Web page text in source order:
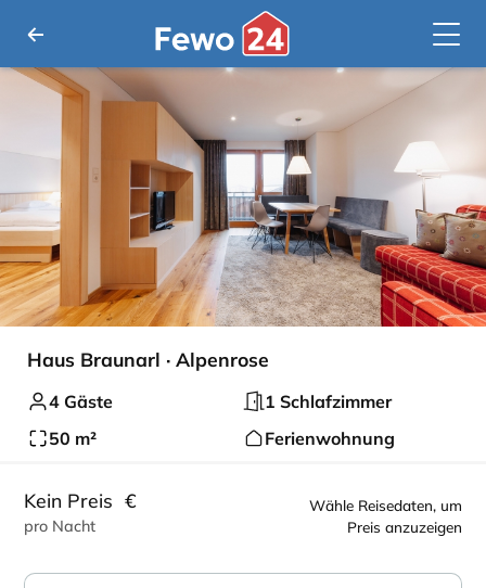
Haus Braunarl · Alpenrose
4 Gäste
1 Schlafzimmer
50 m²
Ferienwohnung
Wähle Reisedaten, um
Preis anzuzeigen
Kein Preis €
pro Nacht